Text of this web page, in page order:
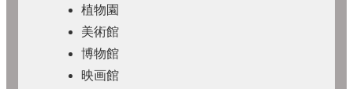
植物園
美術館
博物館
映画館